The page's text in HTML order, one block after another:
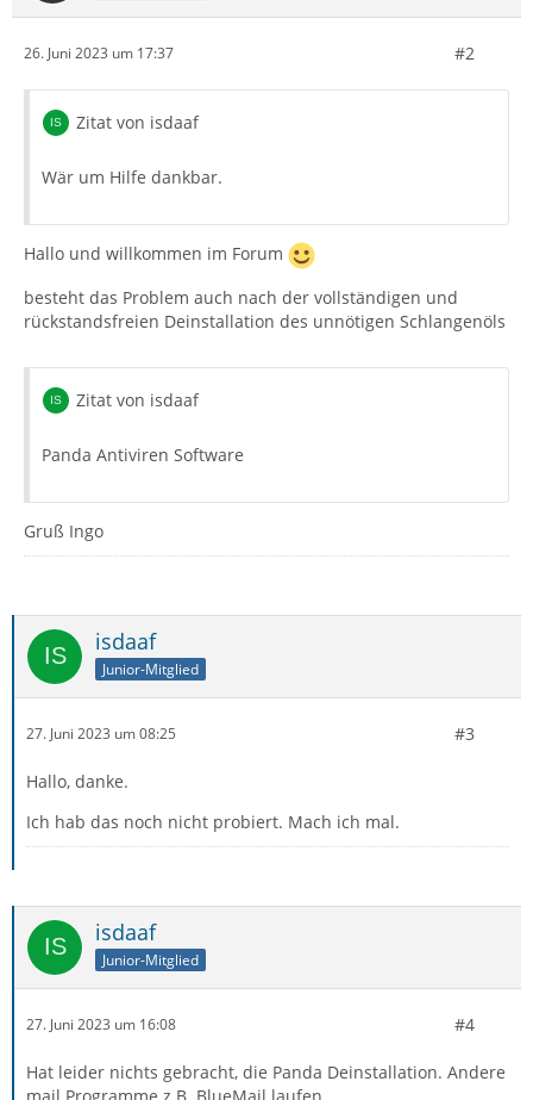
26. Juni 2023 um 17:37 #2
Zitat von isdaaf
Wär um Hilfe dankbar.
Hallo und willkommen im Forum
besteht das Problem auch nach der vollständigen und
rückstandsfreien Deinstallation des unnötigen Schlangenöls
Zitat von isdaaf
Panda Antiviren Software
Gruß Ingo
isdaaf
Junior-Mitglied
27. Juni 2023 um 08:25 #3
Hallo, danke.
Ich hab das noch nicht probiert. Mach ich mal.
isdaaf
Junior-Mitglied
27. Juni 2023 um 16:08 #4
Hat leider nichts gebracht, die Panda Deinstallation. Andere